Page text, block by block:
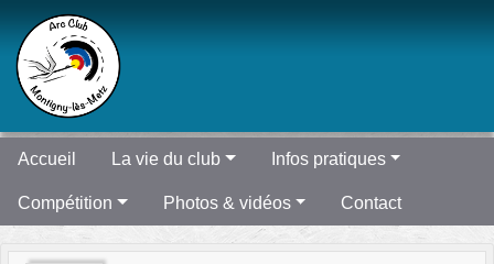
Accueil La vie du club Infos pratiques
Compétition Photos & vidéos Contact
Panneau de gestion des cookies